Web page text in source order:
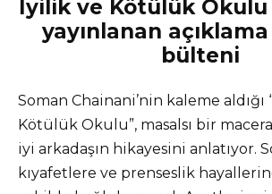
İyilik ve Kötülük Okulu
yayınlanan açıklama
bülteni
Soman Chainani’nin kaleme aldığı
Kötülük Okulu”, masalsı bir
iyi arkadaşın hikayesini anlatıyor.
kıyafetlere ve prenseslik